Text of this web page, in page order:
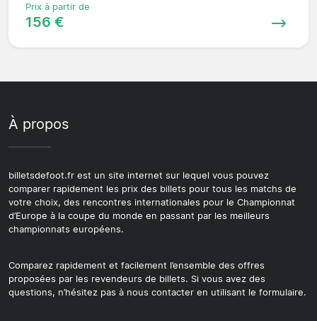
Prix à partir de
156 €
À propos
billetsdefoot.fr est un site internet sur lequel vous pouvez
comparer rapidement les prix des billets pour tous les matchs de
votre choix, des rencontres internationales pour le Championnat
d’Europe à la coupe du monde en passant par les meilleurs
championnats européens.
Comparez rapidement et facilement l’ensemble des offres
proposées par les revendeurs de billets. Si vous avez des
questions, n’hésitez pas à nous contacter en utilisant le formulaire.